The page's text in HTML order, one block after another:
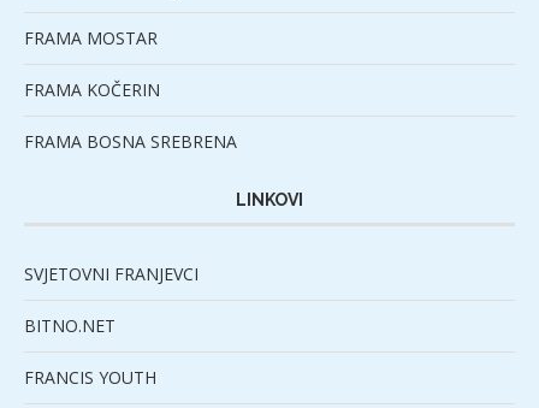
FRAMA MOSTAR
FRAMA KOČERIN
FRAMA BOSNA SREBRENA
LINKOVI
SVJETOVNI FRANJEVCI
BITNO.NET
FRANCIS YOUTH